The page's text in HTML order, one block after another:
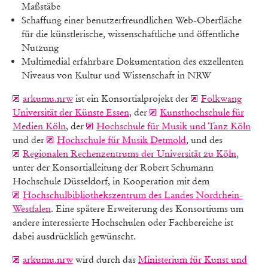
Maßstäbe
Schaffung einer benutzerfreundlichen Web-Oberfläche
für die künstlerische, wissenschaftliche und öffentliche
Nutzung
Multimedial erfahrbare Dokumentation des exzellenten
Niveaus von Kultur und Wissenschaft in NRW
arkumu.nrwist ein Konsortialprojekt der
Folkwang
Universität der Künste Essen, der
Kunsthochschule für
Medien Köln, der
Hochschule für Musik und Tanz Köln
und der
Hochschule für Musik Detmold, und des
Regionalen Rechenzentrums der Universität zu Köln,
unter der Konsortialleitung der Robert Schumann
Hochschule Düsseldorf, in Kooperation mit dem
Hochschulbibliothekszentrum des Landes Nordrhein-
Westfalen. Eine spätere Erweiterung des Konsortiums um
andere interessierte Hochschulen oder Fachbereiche ist
dabei ausdrücklich gewünscht.
arkumu.nrwwird durch das Ministerium für Kunst und